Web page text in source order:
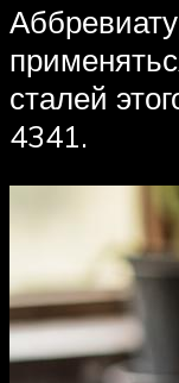
сталей
4341.